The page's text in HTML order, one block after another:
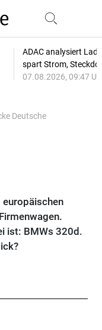
ADAC analysiert
spart Strom,
07.08.2026, 09:47
Deutsche
ist: BMWs 320d.